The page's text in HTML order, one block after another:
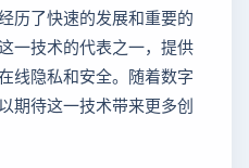
历了快速的发展和重要的
一技术的代表之一，提供
线隐私和安全。随着数字
期待这一技术带来更多创